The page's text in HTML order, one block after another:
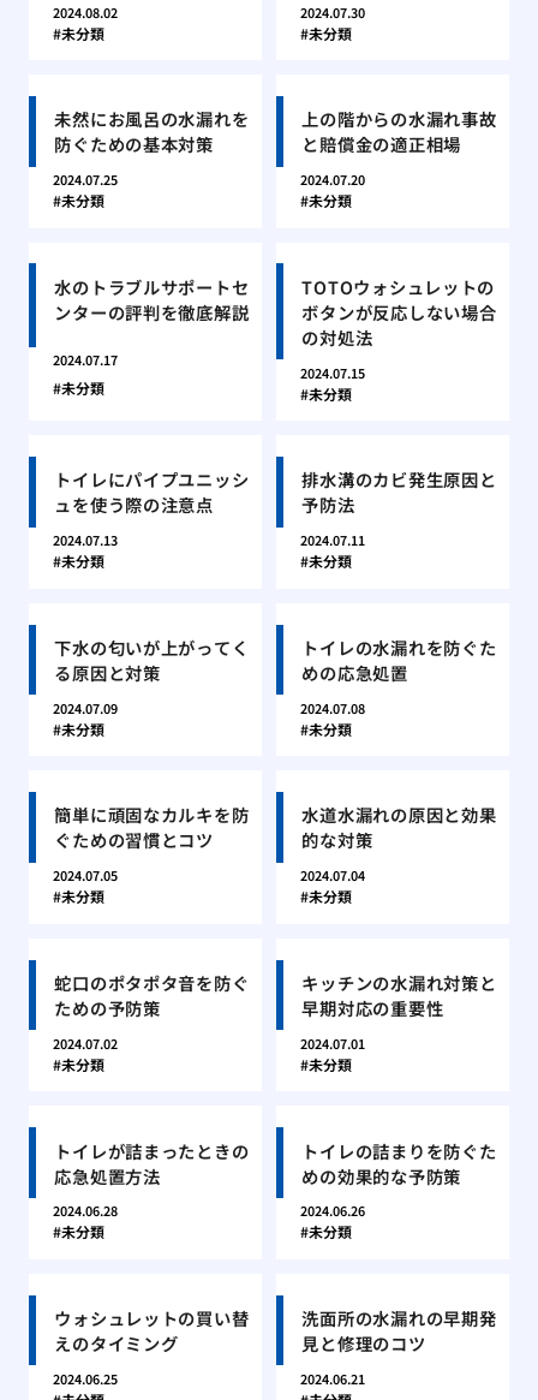
2024.08.02
未分類
2024.07.30
未分類
未然にお風呂の水漏れを
防ぐための基本対策
2024.07.25
未分類
上の階からの水漏れ事故
と賠償金の適正相場
2024.07.20
未分類
水のトラブルサポートセ
ンターの評判を徹底解説
2024.07.17
未分類
TOTOウォシュレットの
ボタンが反応しない場合
の対処法
2024.07.15
未分類
トイレにパイプユニッシ
ュを使う際の注意点
2024.07.13
未分類
排水溝のカビ発生原因と
予防法
2024.07.11
未分類
下水の匂いが上がってく
る原因と対策
2024.07.09
未分類
トイレの水漏れを防ぐた
めの応急処置
2024.07.08
未分類
簡単に頑固なカルキを防
ぐための習慣とコツ
2024.07.05
未分類
水道水漏れの原因と効果
的な対策
2024.07.04
未分類
蛇口のポタポタ音を防ぐ
ための予防策
2024.07.02
未分類
キッチンの水漏れ対策と
早期対応の重要性
2024.07.01
未分類
トイレが詰まったときの
応急処置方法
2024.06.28
未分類
トイレの詰まりを防ぐた
めの効果的な予防策
2024.06.26
未分類
ウォシュレットの買い替
えのタイミング
2024.06.25
洗面所の水漏れの早期発
見と修理のコツ
2024.06.21